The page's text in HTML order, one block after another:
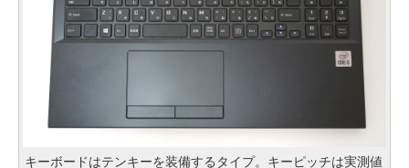
キーボードはテンキーを装備するタイプ。キーピッチは実測値